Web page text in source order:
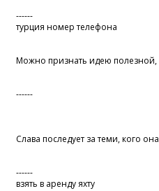
------
турция номер телефона
Можно признать идею полезной,
------
Слава последует за теми, кого
------
взять в аренду яхту